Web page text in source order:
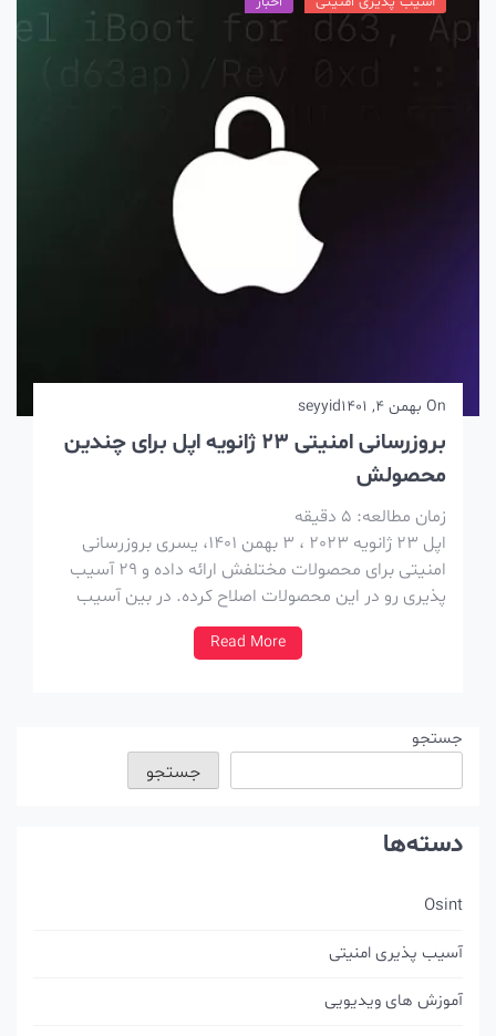
بهمن 4, 1401 seyyid
بروزرسانی امنیتی 23 ژانویه اپل برای چندین
محصولش
زمان مطالعه:5دقیقه
اپل 23 ژانویه 2023 ، 3 بهمن 1401، یسری بروزرسانی
امنیتی برای محصولات مختلفش ارائه داده و 29 آسیب
پذیری رو در این محصولات اصلاح کرده. در بین آسیب
دلیل استفاده در حملات مورد توجه بوده. جدول زیر نسخه
Read More
جستجو
جستجو
دسته‌ها
Osint
آسیب پذیری امنیتی
آموزش های ویدیویی